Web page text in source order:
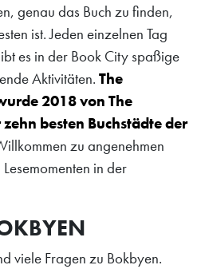
genau das Buch zu finden,
ist. Jeden einzelnen Tag
es in der Book City spaßige
Aktivitäten. The
2018 von The
besten Buchstädte der
zu angenehmen
in der
viele Fragen zu Bokbyen.